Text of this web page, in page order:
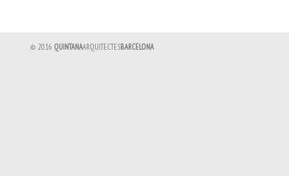
© 2016 QUINTANAARQUITECTESBARCELONA